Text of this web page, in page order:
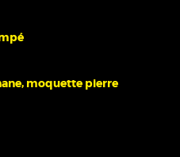
moquette pierre